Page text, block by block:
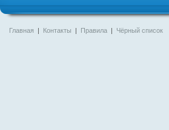
Главная | Контакты | Правила | Чёрный список